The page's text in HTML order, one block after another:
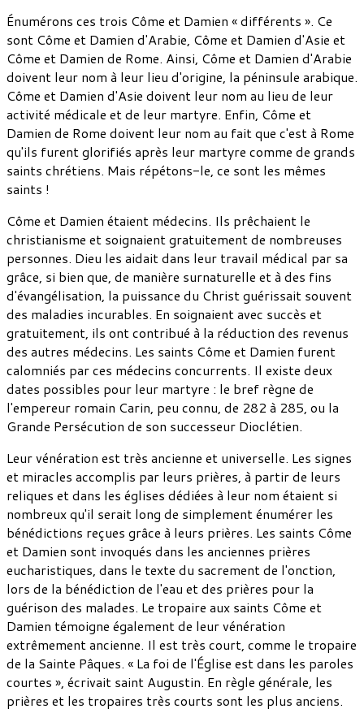
Énumérons ces trois Côme et Damien « différents ». Ce
sont Côme et Damien d'Arabie, Côme et Damien d'Asie et
Côme et Damien de Rome. Ainsi, Côme et Damien d'Arabie
doivent leur nom à leur lieu d'origine, la péninsule arabique.
Côme et Damien d'Asie doivent leur nom au lieu de leur
activité médicale et de leur martyre. Enfin, Côme et
Damien de Rome doivent leur nom au fait que c'est à Rome
qu'ils furent glorifiés après leur martyre comme de grands
saints chrétiens. Mais répétons-le, ce sont les mêmes
saints !
Côme et Damien étaient médecins. Ils prêchaient le
christianisme et soignaient gratuitement de nombreuses
personnes. Dieu les aidait dans leur travail médical par sa
grâce, si bien que, de manière surnaturelle et à des fins
d'évangélisation, la puissance du Christ guérissait souvent
des maladies incurables. En soignaient avec succès et
gratuitement, ils ont contribué à la réduction des revenus
des autres médecins. Les saints Côme et Damien furent
calomniés par ces médecins concurrents. Il existe deux
dates possibles pour leur martyre : le bref règne de
l'empereur romain Carin, peu connu, de 282 à 285, ou la
Grande Persécution de son successeur Dioclétien.
Leur vénération est très ancienne et universelle. Les signes
et miracles accomplis par leurs prières, à partir de leurs
reliques et dans les églises dédiées à leur nom étaient si
nombreux qu'il serait long de simplement énumérer les
bénédictions reçues grâce à leurs prières. Les saints Côme
et Damien sont invoqués dans les anciennes prières
eucharistiques, dans le texte du sacrement de l'onction,
lors de la bénédiction de l'eau et des prières pour la
guérison des malades. Le tropaire aux saints Côme et
Damien témoigne également de leur vénération
extrêmement ancienne. Il est très court, comme le tropaire
de la Sainte Pâques. « La foi de l'Église est dans les paroles
courtes », écrivait saint Augustin. En règle générale, les
prières et les tropaires très courts sont les plus anciens.